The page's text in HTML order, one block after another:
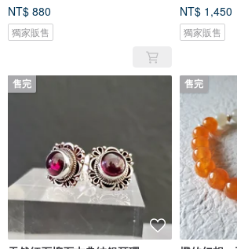
NT$ 880
獨家販售
NT$ 1,450
獨家販售
售完 售完